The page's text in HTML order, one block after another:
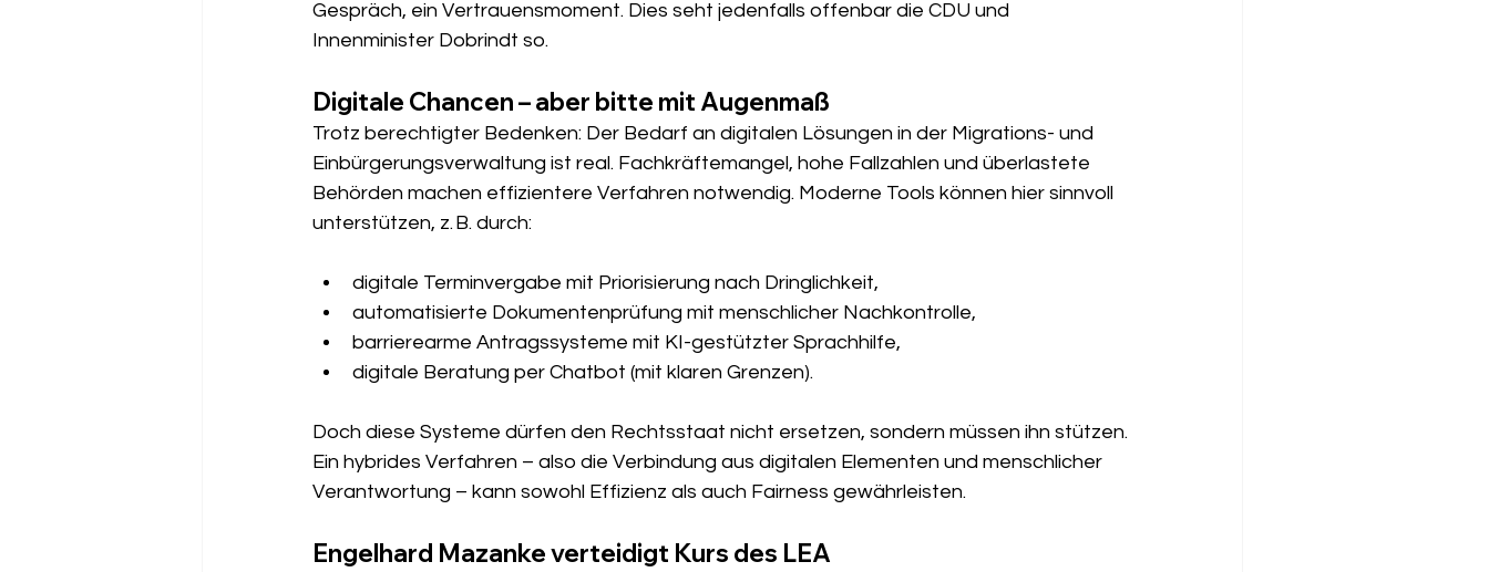
Gespräch, ein Vertrauensmoment. Dies seht jedenfalls offenbar die CDU und
Innenminister Dobrindt so.
Digitale Chancen – aber bitte mit Augenmaß
Trotz berechtigter Bedenken: Der Bedarf an digitalen Lösungen in der Migrations- und
Einbürgerungsverwaltung ist real. Fachkräftemangel, hohe Fallzahlen und überlastete
Behörden machen effizientere Verfahren notwendig. Moderne Tools können hier sinnvoll
unterstützen, z. B. durch:
digitale Terminvergabe mit Priorisierung nach Dringlichkeit,
automatisierte Dokumentenprüfung mit menschlicher Nachkontrolle,
barrierearme Antragssysteme mit KI-gestützter Sprachhilfe,
digitale Beratung per Chatbot (mit klaren Grenzen).
Doch diese Systeme dürfen den Rechtsstaat nicht ersetzen, sondern müssen ihn stützen.
Ein hybrides Verfahren – also die Verbindung aus digitalen Elementen und menschlicher
Verantwortung – kann sowohl Effizienz als auch Fairness gewährleisten.
Engelhard Mazanke verteidigt Kurs des LEA